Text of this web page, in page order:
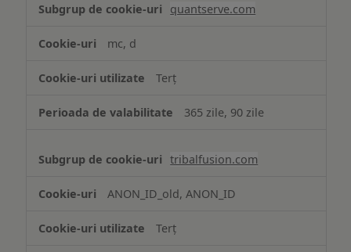
quantserve.com
mc, d
Terț
365 zile, 90 zile
tribalfusion.com
ANON_ID_old, ANON_ID
Terț